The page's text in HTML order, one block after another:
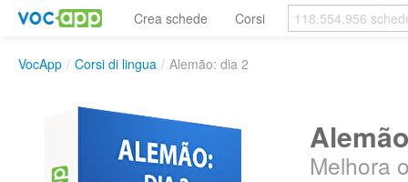
Crea schede Corsi
VocApp / Corsi di lingua / Alemão: dia 2
Melhora